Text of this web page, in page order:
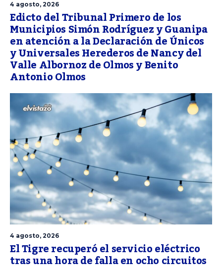
4 agosto, 2026
Edicto del Tribunal Primero de los
Municipios Simón Rodríguez y Guanipa
en atención a la Declaración de Únicos
y Universales Herederos de Nancy del
Valle Albornoz de Olmos y Benito
Antonio Olmos
4 agosto, 2026
El Tigre recuperó el servicio eléctrico
tras una hora de falla en ocho circuitos